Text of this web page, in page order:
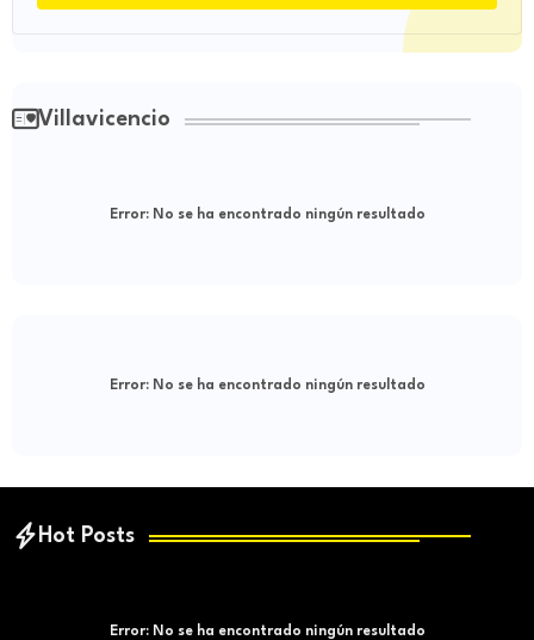
Villavicencio
Error:No se ha encontrado ningún resultado
Error:No se ha encontrado ningún resultado
Hot Posts
Error:No se ha encontrado ningún resultado